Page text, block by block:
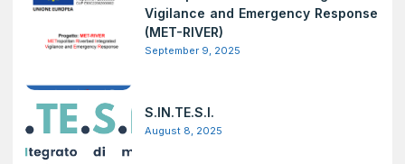
Vigilance and Emergency Response
(MET-RIVER)
September 9, 2025
S.IN.TE.S.I.
August 8, 2025